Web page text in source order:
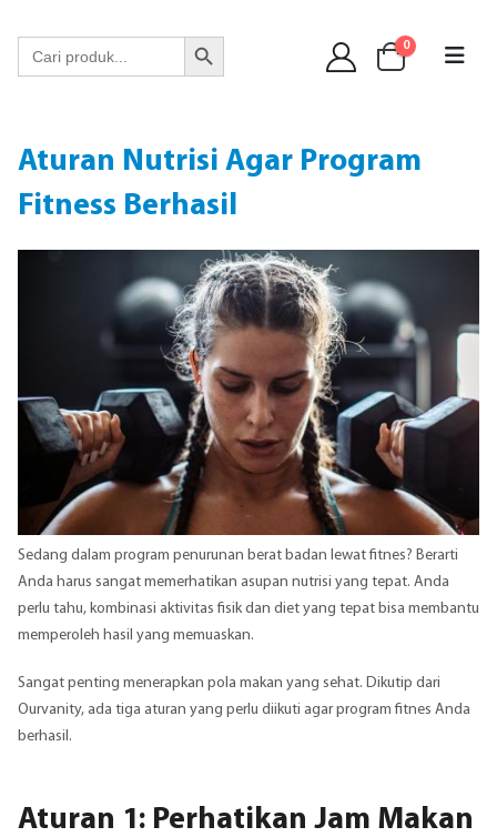
Search
for:
Search Button
0
Aturan Nutrisi Agar Program
Fitness Berhasil
Sedang dalam program penurunan berat badan lewat fitnes? Berarti
Anda harus sangat memerhatikan asupan nutrisi yang tepat. Anda
perlu tahu, kombinasi aktivitas fisik dan diet yang tepat bisa membantu
memperoleh hasil yang memuaskan.
Sangat penting menerapkan pola makan yang sehat. Dikutip dari
Ourvanity, ada tiga aturan yang perlu diikuti agar program fitnes Anda
berhasil.
Aturan 1: Perhatikan Jam Makan